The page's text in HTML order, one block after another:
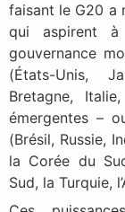
faisant le G20 a
qui aspirent
gouvernance
(États-Unis,
Bretagne,
émergentes –
(Brésil, Russie,
la Corée du
Sud, la Turquie,